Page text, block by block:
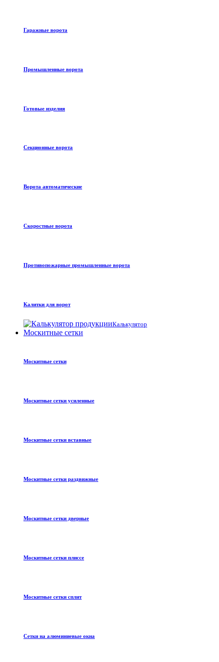
Гаражные ворота
Промышленные ворота
Готовые изделия
Секционные ворота
Ворота автоматические
Скоростные ворота
Противопожарные промышленные ворота
Калитки для ворот
Калькулятор
Москитные сетки
Москитные сетки
Москитные сетки усиленные
Москитные сетки вставные
Москитные сетки раздвижные
Москитные сетки дверные
Москитные сетки плиссе
Москитные сетки сплит
Сетки на алюминиевые окна